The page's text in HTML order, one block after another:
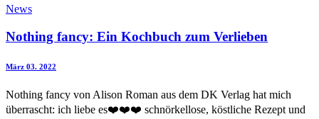
News
Nothing fancy: Ein Kochbuch zum Verlieben
März 03. 2022
Nothing fancy von Alison Roman aus dem DK Verlag hat mich
überrascht: ich liebe es❤️❤️❤️ schnörkellose, köstliche Rezept und